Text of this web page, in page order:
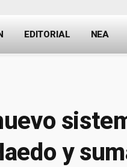
EDITORIAL NEA
y